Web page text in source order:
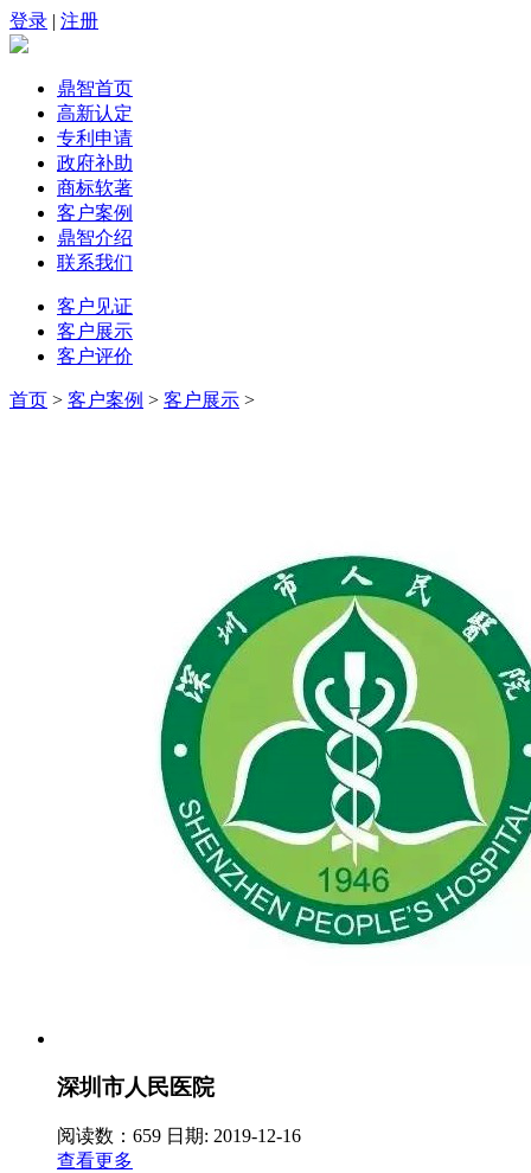
登录 | 注册
鼎智首页
高新认定
专利申请
政府补助
商标软著
客户案例
鼎智介绍
联系我们
客户见证
客户展示
客户评价
首页 > 客户案例 > 客户展示 >
深圳市人民医院
阅读数：659 日期: 2019-12-16
查看更多